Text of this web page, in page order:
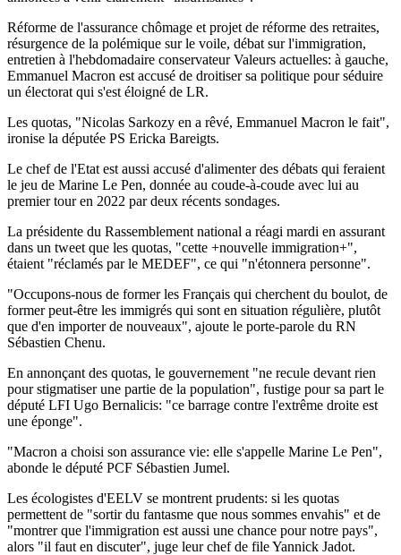
Réforme de l'assurance chômage et projet de réforme des retraites,
résurgence de la polémique sur le voile, débat sur l'immigration,
entretien à l'hebdomadaire conservateur Valeurs actuelles: à gauche,
Emmanuel Macron est accusé de droitiser sa politique pour séduire
un électorat qui s'est éloigné de LR.
Les quotas, "Nicolas Sarkozy en a rêvé, Emmanuel Macron le fait",
ironise la députée PS Ericka Bareigts.
Le chef de l'Etat est aussi accusé d'alimenter des débats qui feraient
le jeu de Marine Le Pen, donnée au coude-à-coude avec lui au
premier tour en 2022 par deux récents sondages.
La présidente du Rassemblement national a réagi mardi en assurant
dans un tweet que les quotas, "cette +nouvelle immigration+",
étaient "réclamés par le MEDEF", ce qui "n'étonnera personne".
"Occupons-nous de former les Français qui cherchent du boulot, de
former peut-être les immigrés qui sont en situation régulière, plutôt
que d'en importer de nouveaux", ajoute le porte-parole du RN
Sébastien Chenu.
En annonçant des quotas, le gouvernement "ne recule devant rien
pour stigmatiser une partie de la population", fustige pour sa part le
député LFI Ugo Bernalicis: "ce barrage contre l'extrême droite est
une éponge".
"Macron a choisi son assurance vie: elle s'appelle Marine Le Pen",
abonde le député PCF Sébastien Jumel.
Les écologistes d'EELV se montrent prudents: si les quotas
permettent de "sortir du fantasme que nous sommes envahis" et de
"montrer que l'immigration est aussi une chance pour notre pays",
alors "il faut en discuter", juge leur chef de file Yannick Jadot.